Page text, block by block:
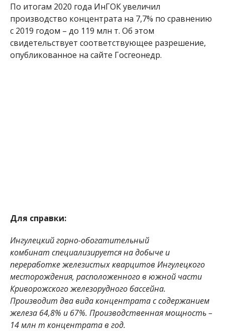
По итогам 2020 года ИнГОК увеличил
производство концентрата на 7,7% по сравнению
с 2019 годом – до 119 млн т. Об этом
свидетельствует соответствующее разрешение,
опубликованное на сайте Госгеонедр.
Для справки:
Ингулецкий горно-обогатительный
комбинат специализируется на добыче и
переработке железистых кварцитов Ингулецкого
месторождения, расположенного в южной части
Криворожского железорудного бассейна.
Производит два вида концентрата с содержанием
железа 64,8% и 67%. Производственная мощность –
14 млн т концентрата в год.